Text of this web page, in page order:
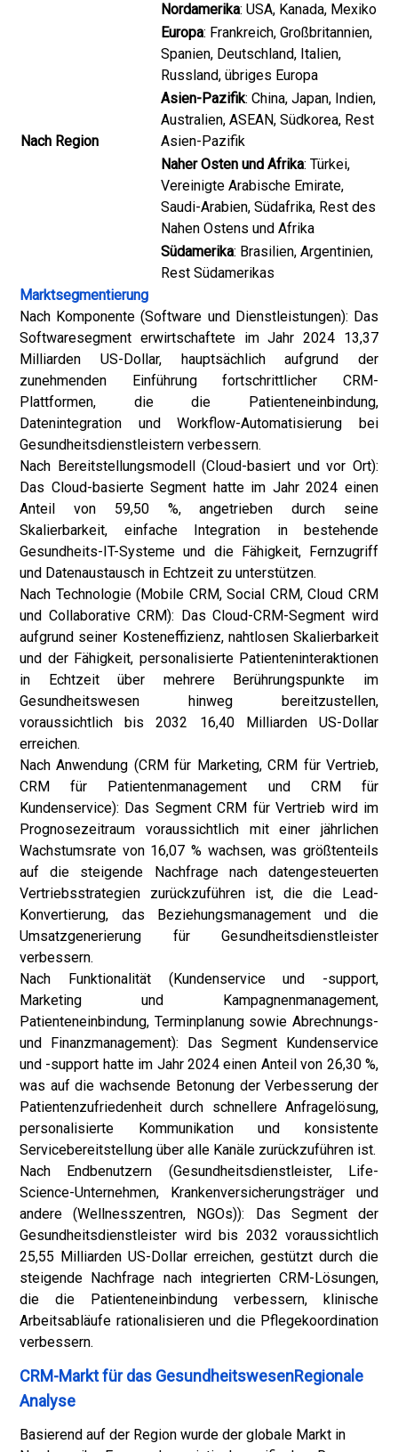
Nach Region
Nordamerika: USA, Kanada, Mexiko
Europa: Frankreich, Großbritannien,
Spanien, Deutschland, Italien,
Russland, übriges Europa
Asien-Pazifik: China, Japan, Indien,
Australien, ASEAN, Südkorea, Rest
Asien-Pazifik
Naher Osten und Afrika: Türkei,
Vereinigte Arabische Emirate,
Saudi-Arabien, Südafrika, Rest des
Nahen Ostens und Afrika
Südamerika: Brasilien, Argentinien,
Rest Südamerikas
Marktsegmentierung
Nach Komponente (Software und Dienstleistungen): Das
Softwaresegment erwirtschaftete im Jahr 2024 13,37
Milliarden US-Dollar, hauptsächlich aufgrund der
zunehmenden Einführung fortschrittlicher CRM-
Plattformen, die die Patienteneinbindung,
Datenintegration und Workflow-Automatisierung bei
Gesundheitsdienstleistern verbessern.
Nach Bereitstellungsmodell (Cloud-basiert und vor Ort):
Das Cloud-basierte Segment hatte im Jahr 2024 einen
Anteil von 59,50 %, angetrieben durch seine
Skalierbarkeit, einfache Integration in bestehende
Gesundheits-IT-Systeme und die Fähigkeit, Fernzugriff
und Datenaustausch in Echtzeit zu unterstützen.
Nach Technologie (Mobile CRM, Social CRM, Cloud CRM
und Collaborative CRM): Das Cloud-CRM-Segment wird
aufgrund seiner Kosteneffizienz, nahtlosen Skalierbarkeit
und der Fähigkeit, personalisierte Patienteninteraktionen
in Echtzeit über mehrere Berührungspunkte im
Gesundheitswesen hinweg bereitzustellen,
voraussichtlich bis 2032 16,40 Milliarden US-Dollar
erreichen.
Nach Anwendung (CRM für Marketing, CRM für Vertrieb,
CRM für Patientenmanagement und CRM für
Kundenservice): Das Segment CRM für Vertrieb wird im
Prognosezeitraum voraussichtlich mit einer jährlichen
Wachstumsrate von 16,07 % wachsen, was größtenteils
auf die steigende Nachfrage nach datengesteuerten
Vertriebsstrategien zurückzuführen ist, die die Lead-
Konvertierung, das Beziehungsmanagement und die
Umsatzgenerierung für Gesundheitsdienstleister
verbessern.
Nach Funktionalität (Kundenservice und -support,
Marketing und Kampagnenmanagement,
Patienteneinbindung, Terminplanung sowie Abrechnungs-
und Finanzmanagement): Das Segment Kundenservice
und -support hatte im Jahr 2024 einen Anteil von 26,30 %,
was auf die wachsende Betonung der Verbesserung der
Patientenzufriedenheit durch schnellere Anfragelösung,
personalisierte Kommunikation und konsistente
Servicebereitstellung über alle Kanäle zurückzuführen ist.
Nach Endbenutzern (Gesundheitsdienstleister, Life-
Science-Unternehmen, Krankenversicherungsträger und
andere (Wellnesszentren, NGOs)): Das Segment der
Gesundheitsdienstleister wird bis 2032 voraussichtlich
25,55 Milliarden US-Dollar erreichen, gestützt durch die
steigende Nachfrage nach integrierten CRM-Lösungen,
die die Patienteneinbindung verbessern, klinische
Arbeitsabläufe rationalisieren und die Pflegekoordination
verbessern.
CRM-Markt für das GesundheitswesenRegionale
Analyse
Basierend auf der Region wurde der globale Markt in